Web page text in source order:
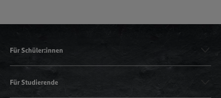
Für Schüler:innen
Für Studierende